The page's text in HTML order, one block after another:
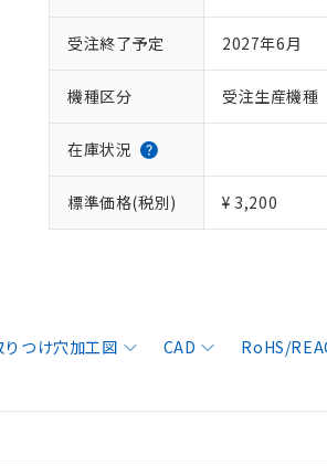
受注終了予定 2027年6月
機種区分 受注生産機種
在庫状況
標準価格(税別) ¥ 3,200
りつけ穴加工図 CAD RoHS/